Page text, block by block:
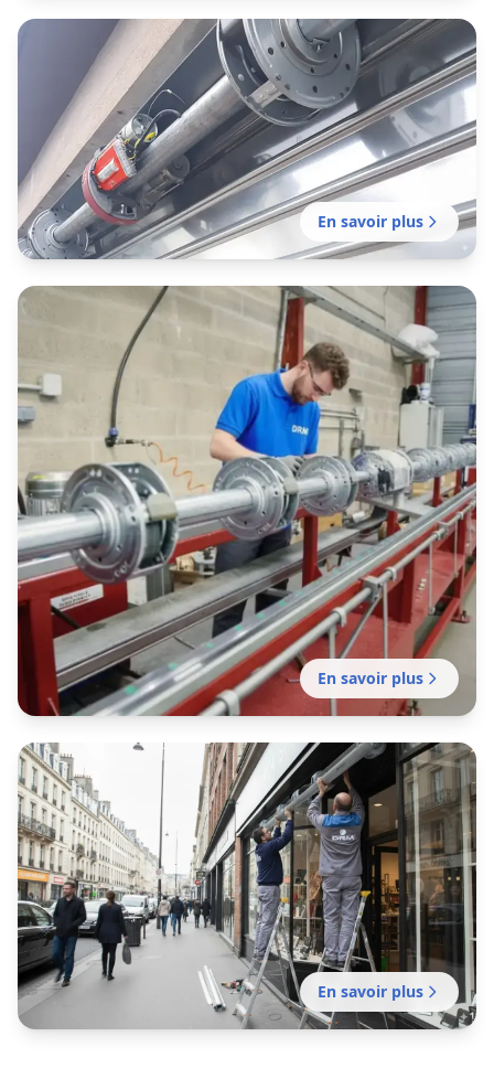
Entretien rideau métallique
Contrat d'entretien préventif pour garantir le
bon fonctionnement de vos fermetures
métalliques. Mission sans délai.
Motorisation rideau métallique
Motorisation sans délai de votre rideau manuel
existant pour plus de confort et de sécurité.
En savoir plus
Fabrication rideau métallique
Fabrication française de rideaux métalliques
sur mesure pour commerces, entrepôts et
locaux professionnels. Délais rapides.
En savoir plus
En savoir plus